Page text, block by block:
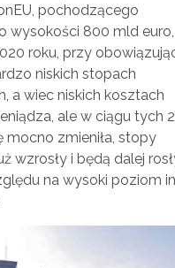
pochodzącego
wysokości 800 mld euro,
roku, przy
niskich stopach
a wiec niskich kosztach
ale w ciągu tych
mocno zmieniła, stopy
wzrosły i będą dalej
na wysoki poziom